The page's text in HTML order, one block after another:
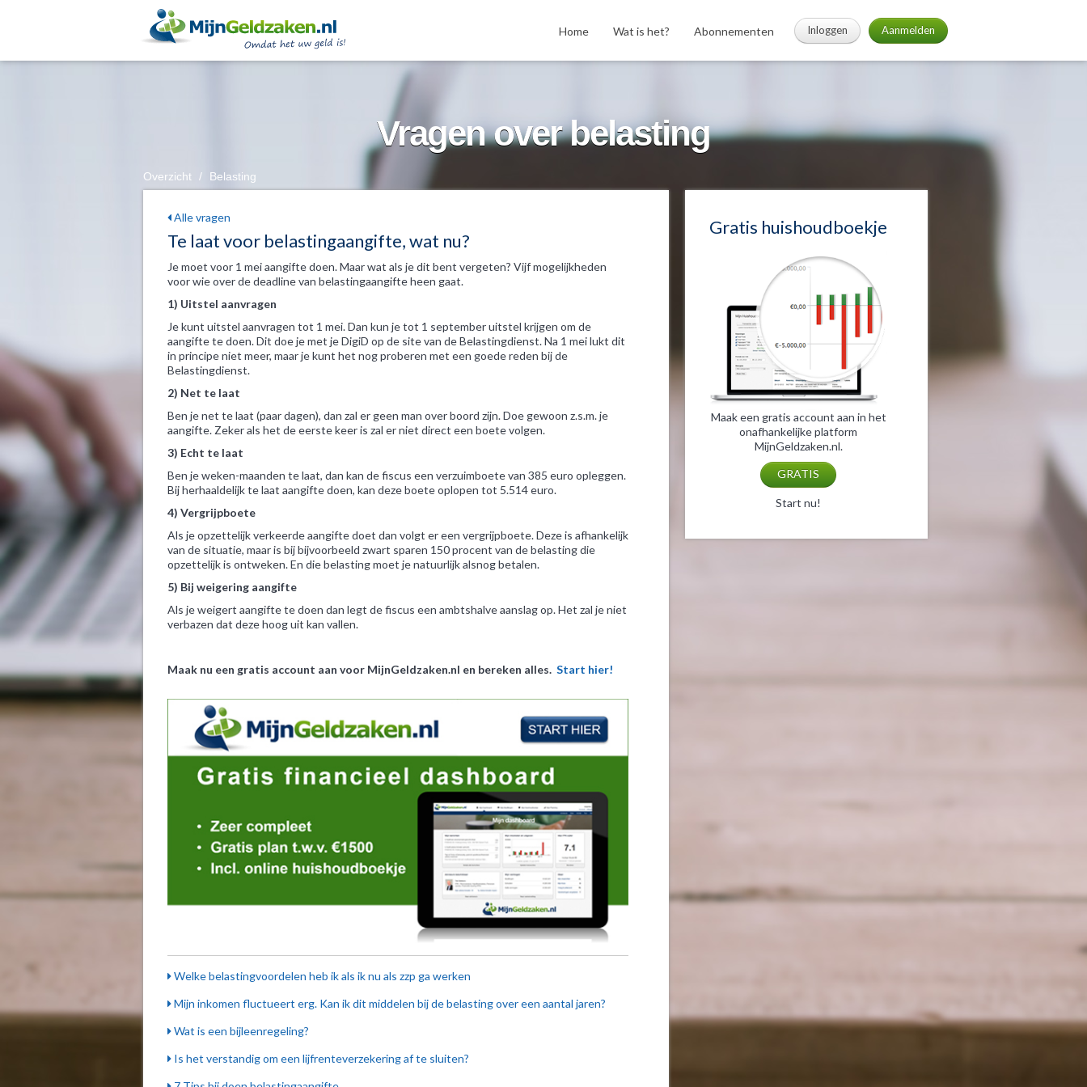
Home Wat is het? Abonnementen Inloggen Aanmelden
Vragen over belasting
Overzicht / Belasting
Alle vragen
Te laat voor belastingaangifte, wat nu?
Je moet voor 1 mei aangifte doen. Maar wat als je dit bent vergeten? Vijf mogelijkheden
voor wie over de deadline van belastingaangifte heen gaat.
1) Uitstel aanvragen
Je kunt uitstel aanvragen tot 1 mei. Dan kun je tot 1 september uitstel krijgen om de
aangifte te doen. Dit doe je met je DigiD op de site van de Belastingdienst. Na 1 mei lukt dit
in principe niet meer, maar je kunt het nog proberen met een goede reden bij de
Belastingdienst.
2) Net te laat
Ben je net te laat (paar dagen), dan zal er geen man over boord zijn. Doe gewoon z.s.m. je
aangifte. Zeker als het de eerste keer is zal er niet direct een boete volgen.
3) Echt te laat
Ben je weken-maanden te laat, dan kan de fiscus een verzuimboete van 385 euro opleggen.
Bij herhaaldelijk te laat aangifte doen, kan deze boete oplopen tot 5.514 euro.
4) Vergrijpboete
Als je opzettelijk verkeerde aangifte doet dan volgt er een vergrijpboete. Deze is afhankelijk
van de situatie, maar is bij bijvoorbeeld zwart sparen 150 procent van de belasting die
opzettelijk is ontweken. En die belasting moet je natuurlijk alsnog betalen.
5) Bij weigering aangifte
Als je weigert aangifte te doen dan legt de fiscus een ambtshalve aanslag op. Het zal je niet
verbazen dat deze hoog uit kan vallen.
Maak nu een gratis account aan voor MijnGeldzaken.nl en bereken alles. Start hier!
Welke belastingvoordelen heb ik als ik nu als zzp ga werken
Mijn inkomen fluctueert erg. Kan ik dit middelen bij de belasting over een aantal jaren?
Wat is een bijleenregeling?
Is het verstandig om een lijfrenteverzekering af te sluiten?
Gratis huishoudboekje
Maak een gratis account aan in het
onafhankelijke platform
MijnGeldzaken.nl.
GRATIS
Start nu!